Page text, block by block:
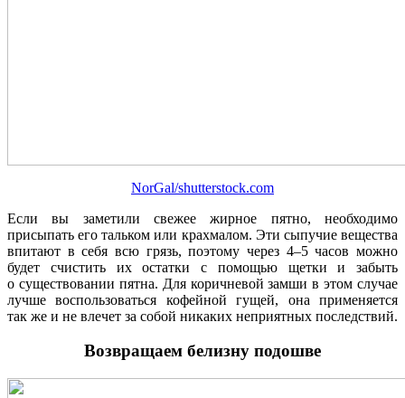
NorGal/shutterstock.com
Если вы заметили свежее жирное пятно, необходимо
присыпать его тальком или крахмалом. Эти сыпучие вещества
впитают в себя всю грязь, поэтому через 4–5 часов можно
будет счистить их остатки с помощью щетки и забыть
о существовании пятна. Для коричневой замши в этом случае
лучше воспользоваться кофейной гущей, она применяется
так же и не влечет за собой никаких неприятных последствий.
Возвращаем белизну подошве